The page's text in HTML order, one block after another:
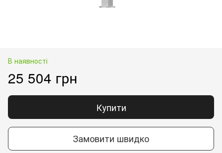
В наявності
25 504 грн
Купити
Замовити швидко